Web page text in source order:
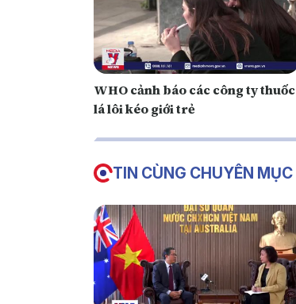
WHO cảnh báo các công ty thuốc
lá lôi kéo giới trẻ
TIN CÙNG CHUYÊN MỤC